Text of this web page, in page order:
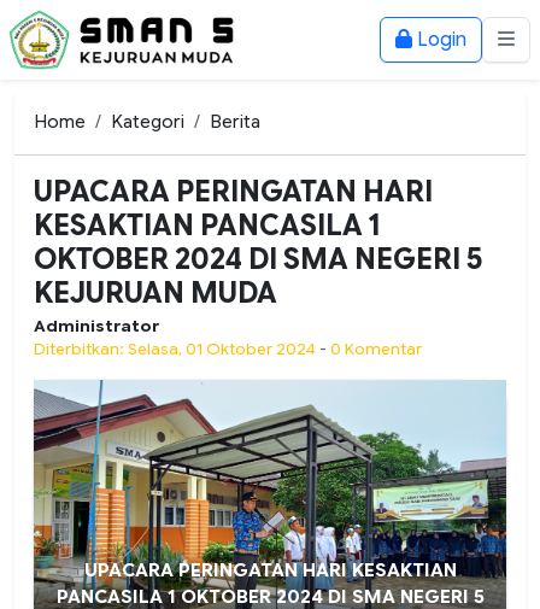
Login
Home Kategori Berita
UPACARA PERINGATAN HARI
KESAKTIAN PANCASILA 1
OKTOBER 2024 DI SMA NEGERI 5
KEJURUAN MUDA
Administrator
Diterbitkan: Selasa, 01 Oktober 2024 - 0 Komentar
UPACARA PERINGATAN HARI KESAKTIAN
PANCASILA 1 OKTOBER 2024 DI SMA NEGERI 5